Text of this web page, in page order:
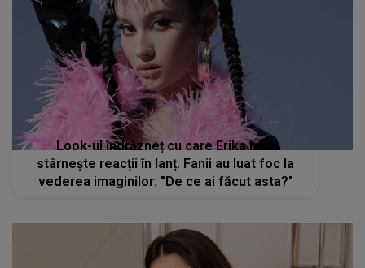
Look-ul îndrăzneț cu care Erika Isac
stârnește reacții în lanț. Fanii au luat foc la
vederea imaginilor: "De ce ai făcut asta?"